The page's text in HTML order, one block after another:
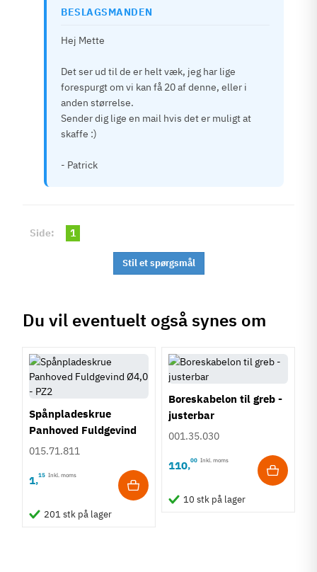
BESLAGSMANDEN
Hej Mette
Det ser ud til de er helt væk, jeg har lige
forespurgt om vi kan få 20 af denne, eller i
anden størrelse.
Sender dig lige en mail hvis det er muligt at
skaffe :)
- Patrick
Side: 1
Stil et spørgsmål
Du vil eventuelt også synes om
Spånpladeskrue
Panhoved Fuldgevind
Ø4,0 - PZ2
015.71.811
1,15 Inkl. moms
201 stk på lager
Boreskabelon til greb -
justerbar
001.35.030
110,00 Inkl. moms
10 stk på lager